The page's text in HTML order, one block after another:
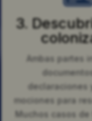
3.
Ambas partes
declaraciones
mociones para
Muchos casos